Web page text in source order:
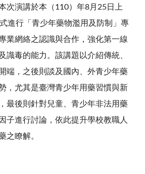
次演講於本（110）年8月25日上
進行「青少年藥物濫用及防制」專
業網絡之認識與合作，強化第一線
識毒的能力。該講題以介紹傳統、
端，之後則談及國內、外青少年藥
，尤其是臺灣青少年用藥習慣與新
最後則針對兒童、青少年非法用藥
子進行討論，依此提升學校教職人
之瞭解。